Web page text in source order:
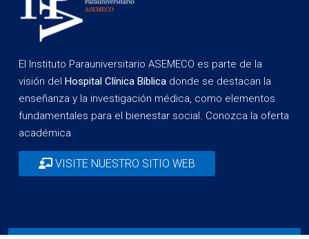
El Instituto Parauniversitario ASEMECO es parte de la
visión del Hospital Clínica Bíblica donde se destacan la
enseñanza y la investigación médica, como elementos
fundamentales para el bienestar social. Conozca la oferta
académica.
VISITE NUESTRO SITIO WEB